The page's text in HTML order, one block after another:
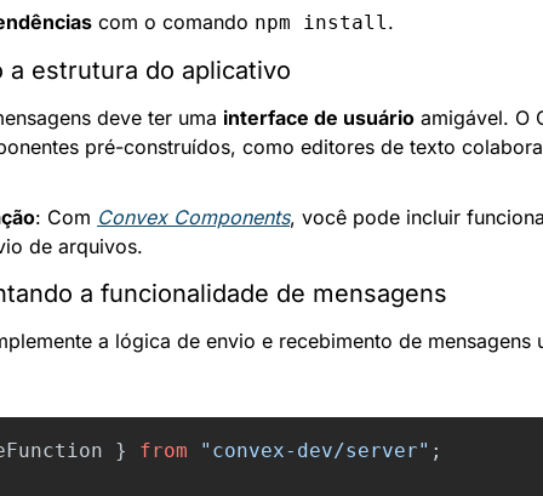
com o comando npm install.
a estrutura do aplicativo
deve ter uma interface de usuário amigável. O
pré-construídos, como editores de texto
: Com Convex Components, você pode incluir
de arquivos.
a funcionalidade de mensagens
a lógica de envio e recebimento de mensagens
} from " convex-dev/server" ;